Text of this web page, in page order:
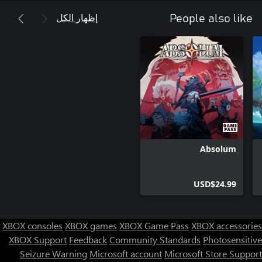
مجرة دائمة التغير وغير قانونية: تجول في قطاعات المجرة والكواكب
وضع التحدي: بعد الانتهاء من الحملة الرئيسية، يتم فتح وضع التحدي
لتقديم سلسلة من التحديات ذات مستويات متزايدة الصعوبة ومتحورون
لتعديل تجربة اللعب.
People also like إظهار الكل
Absolum
USD$24.99
XBOX consoles XBOX games XBOX Game Pass XBOX accessories
XBOX Support FeedbackCommunity Standards Photosensitive
Seizure Warning Microsoft account Microsoft Store Support